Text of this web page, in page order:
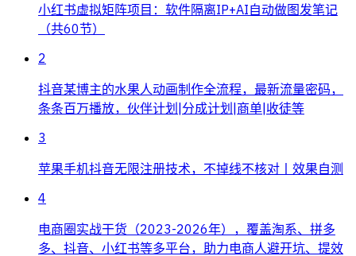
小红书虚拟矩阵项目：软件隔离IP+AI自动做图发笔记
（共60节）
2
抖音某博主的水果人动画制作全流程，最新流量密码，
条条百万播放，伙伴计划|分成计划|商单|收徒等
3
苹果手机抖音无限注册技术，不掉线不核对丨效果自测
4
电商圈实战干货（2023-2026年），覆盖淘系、拼多
多、抖音、小红书等多平台，助力电商人避开坑、提效